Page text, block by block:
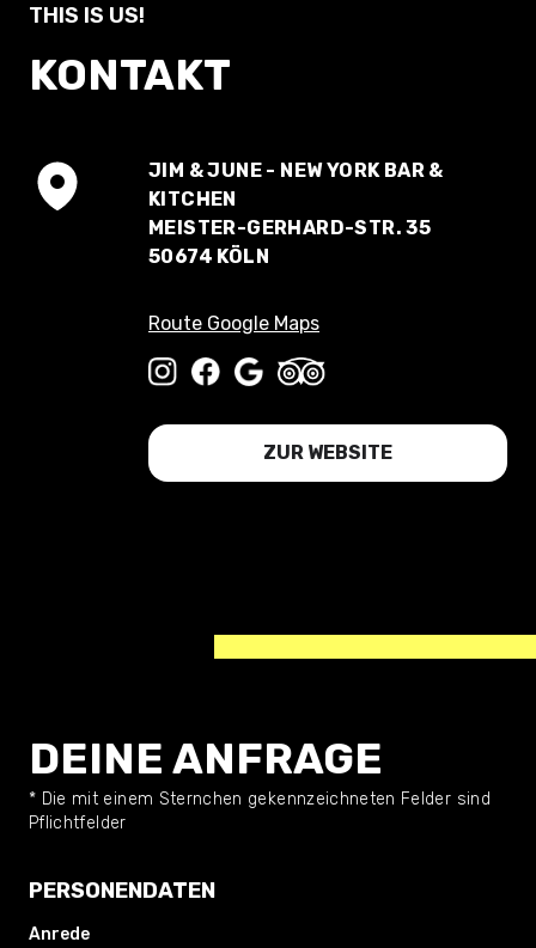
THIS IS US!
KONTAKT
JIM & JUNE - NEW YORK BAR &
KITCHEN
MEISTER-GERHARD-STR. 35
50674 KÖLN
Route Google Maps
ZUR WEBSITE
DEINE ANFRAGE
* Die mit einem Sternchen gekennzeichneten Felder sind
Pflichtfelder
PERSONENDATEN
Anrede